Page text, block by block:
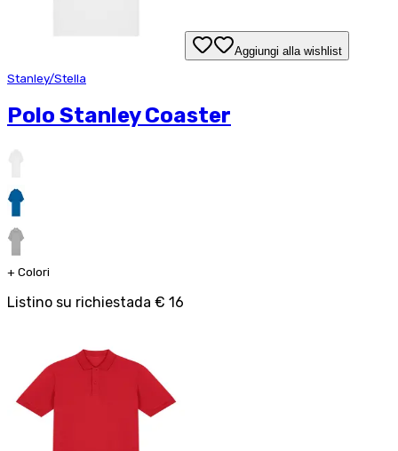
Aggiungi alla wishlist
Stanley/Stella
Polo Stanley Coaster
+ Colori
Listino su richiestada € 16